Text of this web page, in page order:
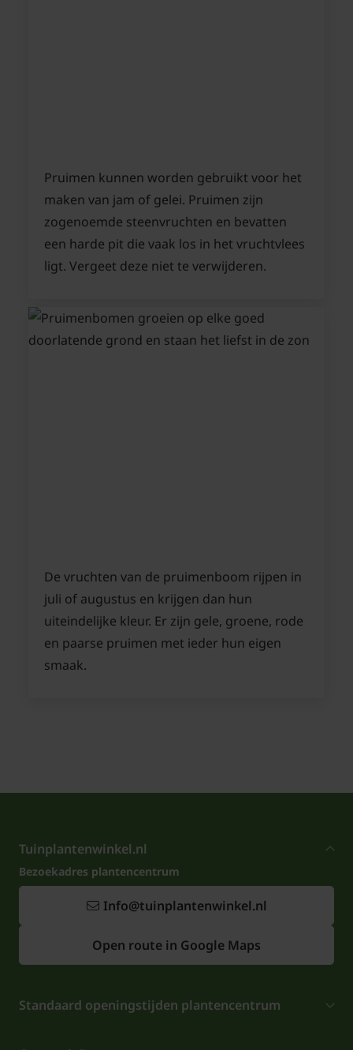
Pruimen kunnen worden gebruikt voor het
maken van jam of gelei. Pruimen zijn
zogenoemde steenvruchten en bevatten
een harde pit die vaak los in het vruchtvlees
ligt. Vergeet deze niet te verwijderen.
De vruchten van de pruimenboom rijpen in
juli of augustus en krijgen dan hun
uiteindelijke kleur. Er zijn gele, groene, rode
en paarse pruimen met ieder hun eigen
smaak.
Tuinplantenwinkel.nl
Bezoekadres plantencentrum
Info@tuinplantenwinkel.nl
Open route in Google Maps
Standaard openingstijden plantencentrum